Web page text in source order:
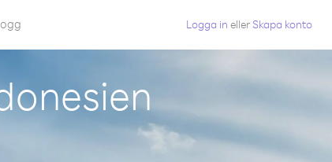
Logga in eller Skapa konto